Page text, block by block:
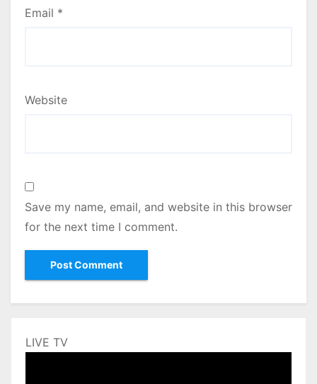
Email *
Website
Save my name, email, and website in this browser
for the next time I comment.
LIVE TV